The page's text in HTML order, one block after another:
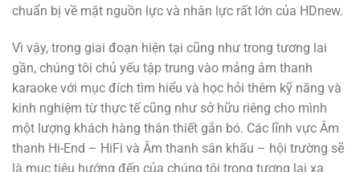
chuẩn bị về mặt nguồn lực và nhân lực rất lớn của HDnew.
Vì vậy, trong giai đoạn hiện tại cũng như trong tương lai
gần, chúng tôi chủ yếu tập trung vào mảng âm thanh
karaoke với mục đích tìm hiểu và học hỏi thêm kỹ năng và
kinh nghiệm từ thực tế cũng như sở hữu riêng cho mình
một lượng khách hàng thân thiết gắn bó. Các lĩnh vực Âm
thanh Hi-End – HiFi và Âm thanh sân khấu – hội trường sẽ
là mục tiêu hướng đến của chúng tôi trong tương lai xa